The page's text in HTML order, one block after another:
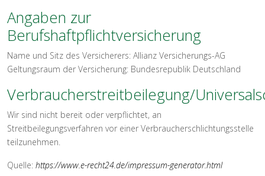
Angaben zur
Berufshaftpflichtversicherung
Name und Sitz des Versicherers: Allianz Versicherungs-AG
Geltungsraum der Versicherung: Bundesrepublik Deutschland
Verbraucherstreitbeilegung/
Wir sind nicht bereit oder verpflichtet, an
Streitbeilegungsverfahren vor einer Verbraucherschlichtungsstelle
teilzunehmen.
Quelle: https://www.e-recht24.de/impressum-generator.html